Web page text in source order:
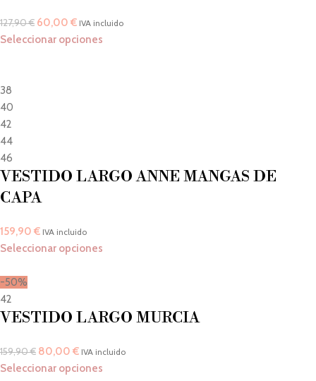
127,90€ 60,00 € IVA incluido
Seleccionar opciones
38
40
42
44
46
VESTIDO LARGO ANNE MANGAS DE
CAPA
159,90 € IVA incluido
Seleccionar opciones
-50%
42
VESTIDO LARGO MURCIA
159,90€ 80,00 € IVA incluido
Seleccionar opciones